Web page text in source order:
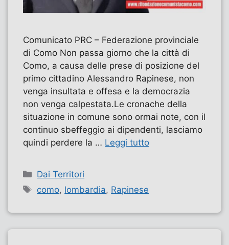
Comunicato PRC – Federazione provinciale
di Como Non passa giorno che la città di
Como, a causa delle prese di posizione del
primo cittadino Alessandro Rapinese, non
venga insultata e offesa e la democrazia
non venga calpestata.Le cronache della
situazione in comune sono ormai note, con il
continuo sbeffeggio ai dipendenti, lasciamo
quindi perdere la … Leggi tutto
Categorie
Dai Territori
Tag
como, lombardia, Rapinese